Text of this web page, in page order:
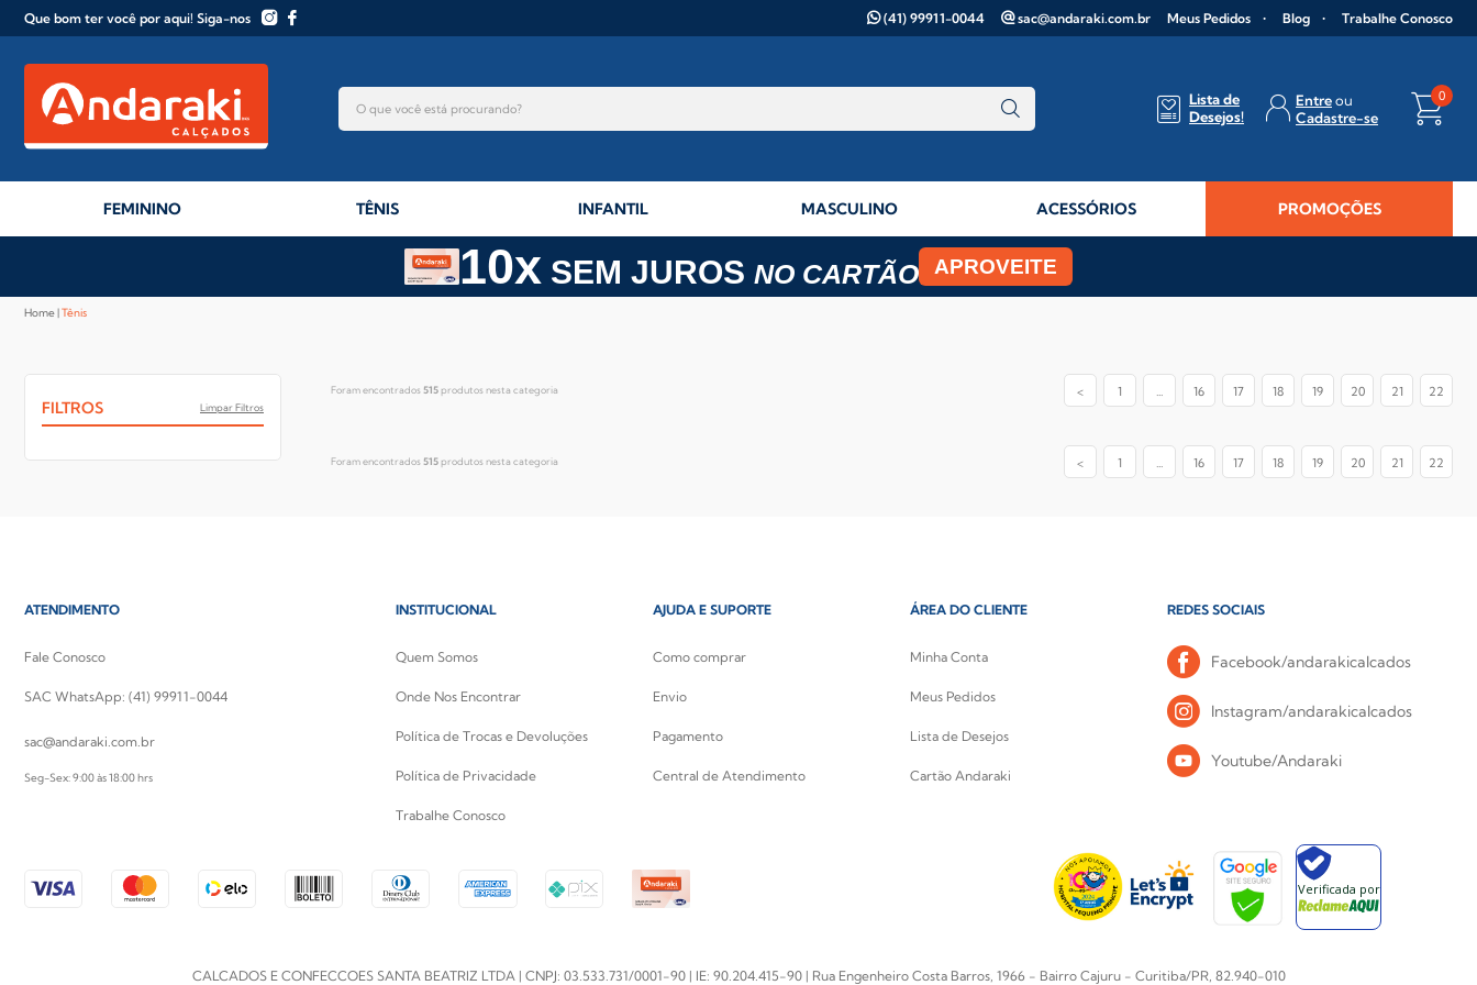
Que bom ter você por aqui! Siga-nos (41) 99911-0044 sac@andaraki.com.br Meus Pedidos Blog Trabalhe Conosco
0
Entre
Cadastre-se
Lista de
Desejos!
FEMININO TÊNIS INFANTIL MASCULINO ACESSÓRIOS PROMOÇÕES
10x SEM JUROS NO CARTÃO APROVEITE
Home Tênis
FILTROS Limpar Filtros
Foram encontrados 515produtos nesta categoria < 1 ... 16 17 18 19 20 21 22
Foram encontrados 515produtos nesta categoria < 1 ... 16 17 18 19 20 21 22
ATENDIMENTO
Fale Conosco
SAC WhatsApp: (41) 99911-0044
sac@andaraki.com.br
Seg-Sex: 9:00 às 18:00 hrs
INSTITUCIONAL
Quem Somos
Onde Nos Encontrar
Política de Trocas e Devoluções
Política de Privacidade
Trabalhe Conosco
AJUDA E SUPORTE
Como comprar
Envio
Pagamento
Central de Atendimento
ÁREA DO CLIENTE
Minha Conta
Meus Pedidos
Lista de Desejos
Cartão Andaraki
REDES SOCIAIS
Facebook/andarakicalcados
Instagram/andarakicalcados
Youtube/Andaraki
Verificada por
CALCADOS E CONFECCOES SANTA BEATRIZ LTDA | CNPJ: 03.533.731/0001-90 | IE: 90.204.415-90 | Rua Engenheiro Costa Barros, 1966 - Bairro Cajuru - Curitiba/PR, 82.940-010